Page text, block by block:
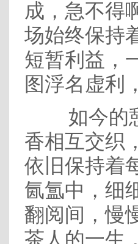
成，急不得
场始终保持
短暂利益，
图浮名虚利
如今的憩
香相互交织
依旧保持着
氤氲中，细
翻阅间，慢
茶人的一生